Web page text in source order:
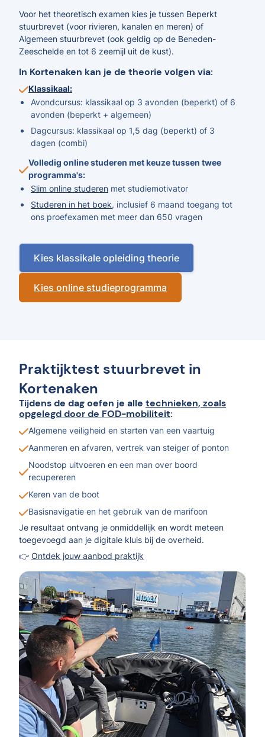
Voor het theoretisch examen kies je tussen Beperkt
stuurbrevet (voor rivieren, kanalen en meren) of
Algemeen stuurbrevet (ook geldig op de Beneden-
Zeeschelde en tot 6 zeemijl uit de kust).
In Kortenaken kan je de theorie volgen via:
Klassikaal:
Avondcursus: klassikaal op 3 avonden (beperkt) of 6
avonden (beperkt + algemeen)
Dagcursus: klassikaal op 1,5 dag (beperkt) of 3
dagen (combi)
Volledig online studeren met keuze tussen twee
programma's:
Slim online studeren met studiemotivator
Studeren in het boek, inclusief 6 maand toegang tot
ons proefexamen met meer dan 650 vragen
Kies klassikale opleiding theorie
Kies online studieprogramma
Praktijktest stuurbrevet in
Kortenaken
Tijdens de dag oefen je alle technieken, zoals
opgelegd door de FOD-mobiliteit:
Algemene veiligheid en starten van een vaartuig
Aanmeren en afvaren, vertrek van steiger of ponton
Noodstop uitvoeren en een man over boord
recupereren
Keren van de boot
Basisnavigatie en het gebruik van de marifoon
Je resultaat ontvang je onmiddellijk en wordt meteen
toegevoegd aan je digitale kluis bij de overheid.
👉 Ontdek jouw aanbod praktijk